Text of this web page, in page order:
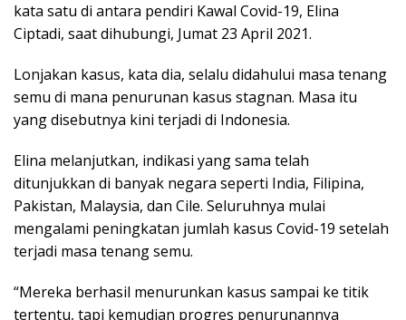
kata satu di antara pendiri Kawal Covid-19, Elina
Ciptadi, saat dihubungi, Jumat 23 April 2021.
Lonjakan kasus, kata dia, selalu didahului masa tenang
semu di mana penurunan kasus stagnan. Masa itu
yang disebutnya kini terjadi di Indonesia.
Elina melanjutkan, indikasi yang sama telah
ditunjukkan di banyak negara seperti India, Filipina,
Pakistan, Malaysia, dan Cile. Seluruhnya mulai
mengalami peningkatan jumlah kasus Covid-19 setelah
terjadi masa tenang semu.
“Mereka berhasil menurunkan kasus sampai ke titik
tertentu, tapi kemudian progres penurunannya